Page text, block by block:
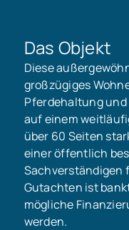
Das Objekt
Diese
großzügiges
Pferdehaltung
auf einem
über 60 Seiten
einer öffentlich
Sachverständigen
Gutachten ist
mögliche
werden.